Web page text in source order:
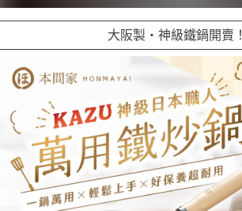
大阪製・神級鐵鍋開賣！